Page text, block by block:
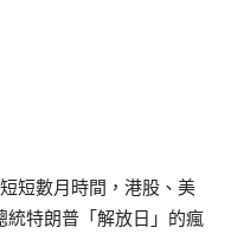
短數月時間，港股、美
統特朗普「解放日」的瘋